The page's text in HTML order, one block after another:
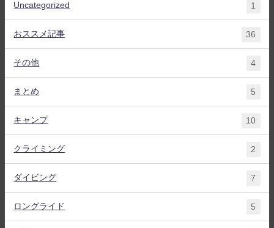
Uncategorized 1
おススメ記事 36
その他 4
まとめ 5
キャンプ 10
クライミング 2
ダイビング 7
ロングライド 5